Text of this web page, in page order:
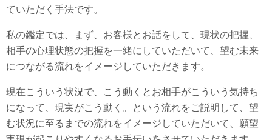
ていただく手法です。
私の鑑定では、まず、お客様とお話をして、現状の把握、
相手の心理状態の把握を一緒にしていただいて、望む未来
につながる流れをイメージしていただきます。
現在こういう状況で、こう動くとお相手がこういう気持ち
になって、現実がこう動く。という流れをご説明して、望
む状況に至るまでの流れをイメージしていただいて、願望